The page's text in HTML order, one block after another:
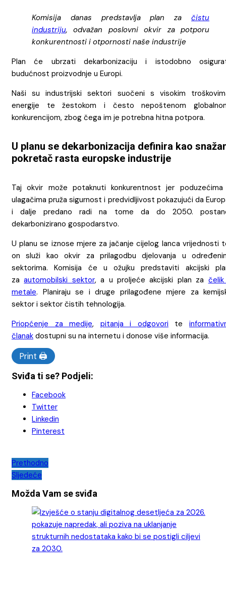
Komisija danas predstavlja plan za čistu
industriju, odvažan poslovni okvir za potporu
konkurentnosti i otpornosti naše industrije
Plan će ubrzati dekarbonizaciju i istodobno
budućnost proizvodnje u Europi.
Naši su industrijski sektori suočeni s visokim
energije te žestokom i često nepoštenom
konkurencijom, zbog čega im je potrebna hitna potpora.
U planu se dekarbonizacija definira kao
pokretač rasta europske industrije
Taj okvir može potaknuti konkurentnost jer
ulagačima pruža sigurnost i predvidljivost pokazujući da
i dalje predano radi na tome da do 2050.
dekarbonizirano gospodarstvo.
U planu se iznose mjere za jačanje cijelog lanca vrijednosti
on služi kao okvir za prilagodbu djelovanja u
sektorima. Komisija će u ožujku predstaviti akcijski
zaautomobilski sektor, a u proljeće akcijski plan za
metale. Planiraju se i druge prilagođene mjere za
sektor i sektor čistih tehnologija.
Priopćenje za medije, pitanja i odgovori te
članak dostupni su na internetu i donose više informacija.
Print 🖨
Sviđa ti se? Podjeli:
Facebook
Twitter
Linkedin
Pinterest
Navigacija
objava
Prethodno
Sljedeće
Možda Vam se sviđa